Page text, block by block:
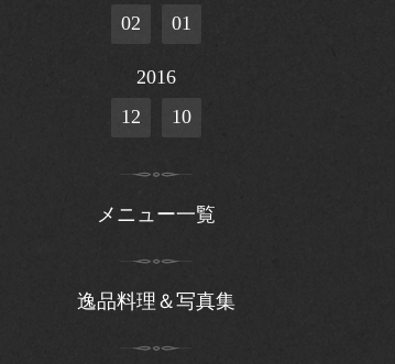
02 01
2016
12
10
メニュー一覧
逸品料理＆写真集